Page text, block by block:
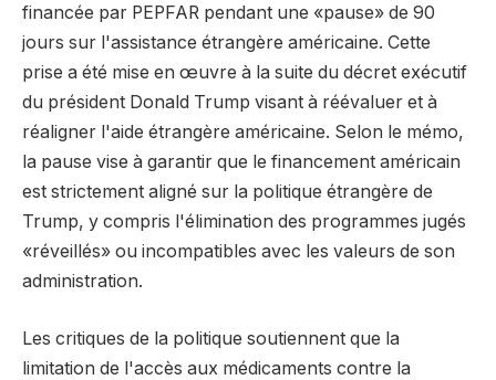
financée par PEPFAR pendant une «pause» de 90
jours sur l'assistance étrangère américaine. Cette
prise a été mise en œuvre à la suite du décret exécutif
du président Donald Trump visant à réévaluer et à
réaligner l'aide étrangère américaine. Selon le mémo,
la pause vise à garantir que le financement américain
est strictement aligné sur la politique étrangère de
Trump, y compris l'élimination des programmes jugés
«réveillés» ou incompatibles avec les valeurs de son
administration.
Les critiques de la politique soutiennent que la
limitation de l'accès aux médicaments contre la